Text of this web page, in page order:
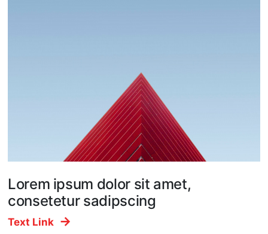
Lorem ipsum dolor sit amet,
consetetur sadipscing
Text Link